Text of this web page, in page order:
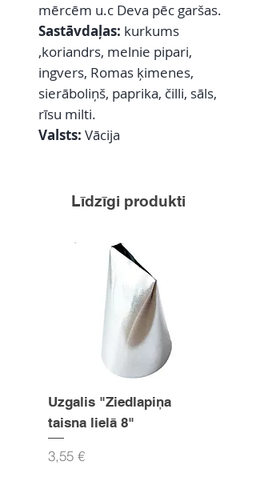
mērcēm u.c Deva pēc garšas.
Sastāvdaļas: kurkums
,koriandrs, melnie pipari,
ingvers, Romas ķimenes,
sierāboliņš, paprika, čilli, sāls,
rīsu milti.
Valsts: Vācija
Līdzīgi produkti
Uzgalis "Ziedlapiņa
taisna lielā 8"
Cena
3,55 €